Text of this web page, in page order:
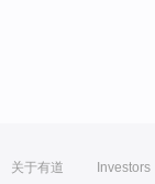
关于有道 Investors